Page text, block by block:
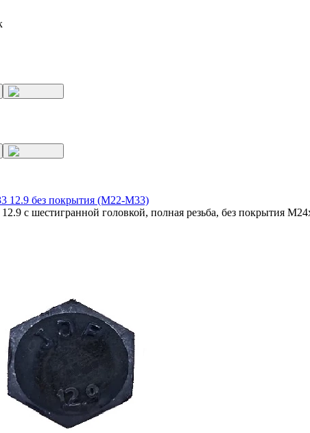
12.9 без покрытия (M22-M33)
с шестигранной головкой, полная резьба, без покрытия